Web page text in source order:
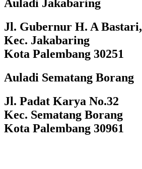
Auladi Jakabaring
Jl. Gubernur H. A Bastari,
Kec. Jakabaring
Kota Palembang 30251
Auladi Sematang Borang
Jl. Padat Karya No.32
Kec. Sematang Borang
Kota Palembang 30961